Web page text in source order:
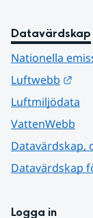
Datavärdskap
Nationella
Luftwebb
Luftmiljödata
VattenWebb
Datavärdskap,
Datavärdskap
Logga in